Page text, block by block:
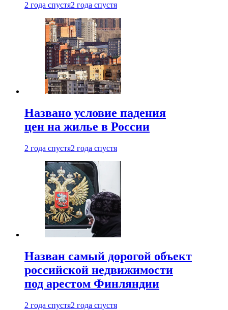
2 года спустя2 года спустя
Названо условие падения
цен на жилье в России
2 года спустя2 года спустя
Назван самый дорогой объект
российской недвижимости
под арестом Финляндии
2 года спустя2 года спустя